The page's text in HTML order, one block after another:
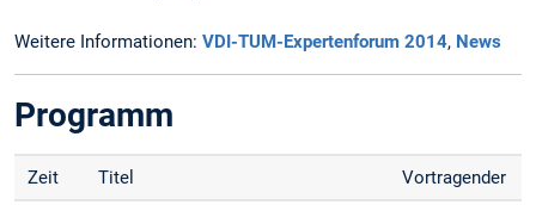
Weitere Informationen: VDI-TUM-Expertenforum 2014, News
Programm
Zeit Titel Vortragender